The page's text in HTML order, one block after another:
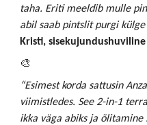
taha. Eriti meeldib mulle
abil saab pintslit purgi
Kristi, sisekujundushuviline
🎨
“Esimest korda sattusin
viimistledes. See 2-in-1
ikka väga abiks ja